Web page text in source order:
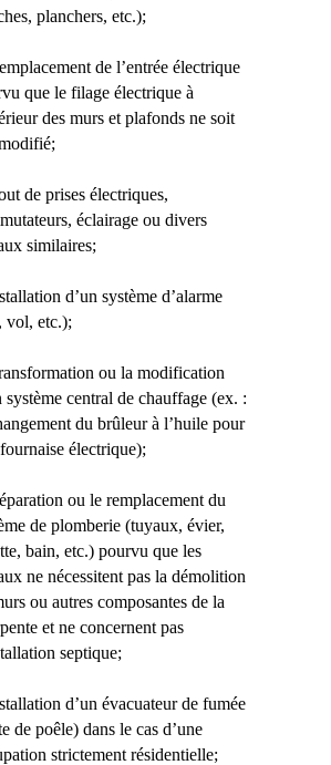
planchers, etc.);
de l’entrée électrique
que le filage électrique à
des murs et plafonds ne soit
de prises électriques,
éclairage ou divers
similaires;
d’un système d’alarme
vol, etc.);
ou la modification
système central de chauffage (ex. :
du brûleur à l’huile pour
électrique);
ou le remplacement du
de plomberie (tuyaux, évier,
bain, etc.) pourvu que les
ne nécessitent pas la démolition
ou autres composantes de la
et ne concernent pas
septique;
d’un évacuateur de fumée
de poêle) dans le cas d’une
strictement résidentielle;